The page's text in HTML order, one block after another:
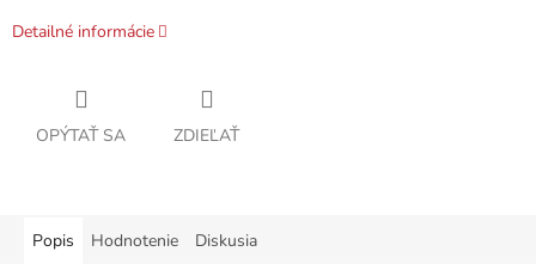
Detailné informácie
OPÝTAŤ SA ZDIEĽAŤ
Popis Hodnotenie Diskusia